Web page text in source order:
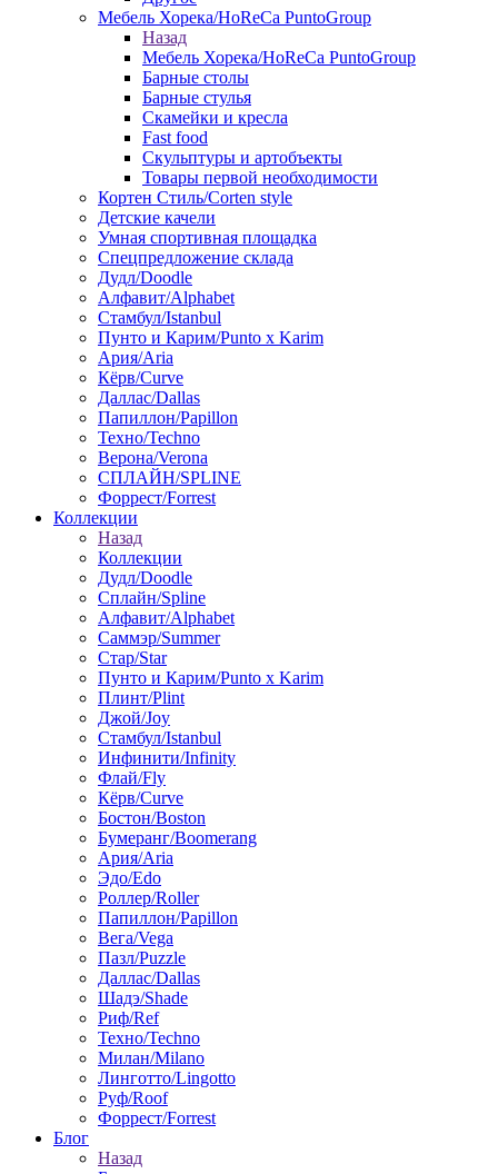
Мебель Хорека/HoReCa PuntoGroup
Назад
Мебель Хорека/HoReCa PuntoGroup
Барные столы
Барные стулья
Скамейки и кресла
Fast food
Скульптуры и артобъекты
Товары первой необходимости
Кортен Стиль/Corten style
Детские качели
Умная спортивная площадка
Спецпредложение склада
Дудл/Doodle
Алфавит/Alphabet
Стамбул/Istanbul
Пунто и Карим/Punto x Karim
Ария/Aria
Кёрв/Curve
Даллас/Dallas
Папиллон/Papillon
Техно/Techno
Верона/Verona
СПЛАЙН/SPLINE
Форрест/Forrest
Коллекции
Назад
Коллекции
Дудл/Doodle
Сплайн/Spline
Алфавит/Alphabet
Саммэр/Summer
Стар/Star
Пунто и Карим/Punto x Karim
Плинт/Plint
Джой/Joy
Стамбул/Istanbul
Инфинити/Infinity
Флай/Fly
Кёрв/Curve
Бостон/Boston
Бумеранг/Boomerang
Ария/Aria
Эдо/Edo
Роллер/Roller
Папиллон/Papillon
Вега/Vega
Пазл/Puzzle
Даллас/Dallas
Шадэ/Shade
Риф/Ref
Техно/Techno
Милан/Milano
Линготто/Lingotto
Руф/Roof
Форрест/Forrest
Блог
Назад